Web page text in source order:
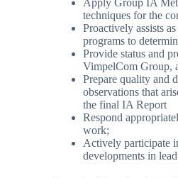
Apply Group IA
techniques for the
Proactively assists
programs to
Provide status and
VimpelCom Group,
Prepare quality and
observations that
the final IA Report
Respond
work;
Actively participate
developments in